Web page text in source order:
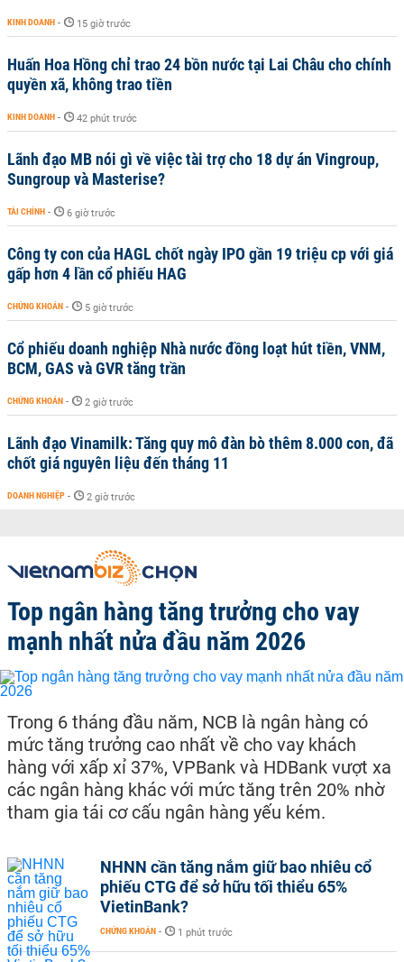
KINH DOANH - 15 giờ trước
Huấn Hoa Hồng chỉ trao 24 bồn nước tại Lai Châu cho chính
quyền xã, không trao tiền
KINH DOANH - 42 phút trước
Lãnh đạo MB nói gì về việc tài trợ cho 18 dự án Vingroup,
Sungroup và Masterise?
TÀI CHÍNH - 6 giờ trước
Công ty con của HAGL chốt ngày IPO gần 19 triệu cp với giá
gấp hơn 4 lần cổ phiếu HAG
CHỨNG KHOÁN - 5 giờ trước
Cổ phiếu doanh nghiệp Nhà nước đồng loạt hút tiền, VNM,
BCM, GAS và GVR tăng trần
CHỨNG KHOÁN - 2 giờ trước
Lãnh đạo Vinamilk: Tăng quy mô đàn bò thêm 8.000 con, đã
chốt giá nguyên liệu đến tháng 11
DOANH NGHIỆP - 2 giờ trước
Top ngân hàng tăng trưởng cho vay
mạnh nhất nửa đầu năm 2026
Trong 6 tháng đầu năm, NCB là ngân hàng có
mức tăng trưởng cao nhất về cho vay khách
hàng với xấp xỉ 37%, VPBank và HDBank vượt xa
các ngân hàng khác với mức tăng trên 20% nhờ
tham gia tái cơ cấu ngân hàng yếu kém.
NHNN cần tăng nắm giữ bao nhiêu cổ
phiếu CTG để sở hữu tối thiểu 65%
VietinBank?
CHỨNG KHOÁN - 1 phút trước